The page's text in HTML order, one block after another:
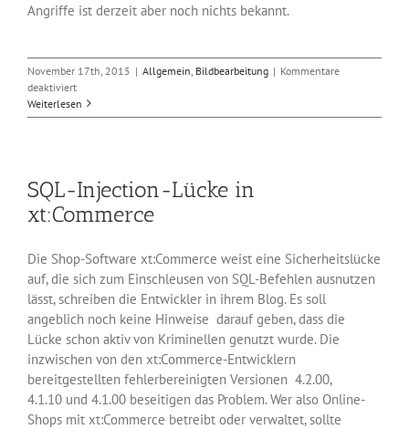
Angriffe ist derzeit aber noch nichts bekannt.
November 17th, 2015 | Allgemein Bildbearbeitung | Kommentare
deaktiviertfür
Sicherheitsupdates
für
Weiterlesen
SQL-Injection-Lücke in
xt:Commerce
Die Shop-Software xt:Commerce weist eine Sicherheitslücke
auf, die sich zum Einschleusen von SQL-Befehlen ausnutzen
lässt, schreiben die Entwickler in ihrem Blog. Es soll
angeblich noch keine Hinweise darauf geben, dass die
Lücke schon aktiv von Kriminellen genutzt wurde. Die
inzwischen von den xt:Commerce-Entwicklern
bereitgestellten fehlerbereinigten Versionen 4.2.00,
4.1.10 und 4.1.00 beseitigen das Problem. Wer also Online-
Shops mit xt:Commerce betreibt oder verwaltet, sollte